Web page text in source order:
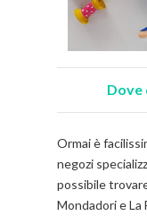
Dove
Ormai è
negozi
possibile
Mondadori e La